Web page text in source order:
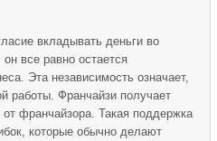
вкладывать деньги во
все равно остается
Эта независимость означает,
работы. Франчайзи получает
франчайзора. Такая поддержка
которые обычно делают